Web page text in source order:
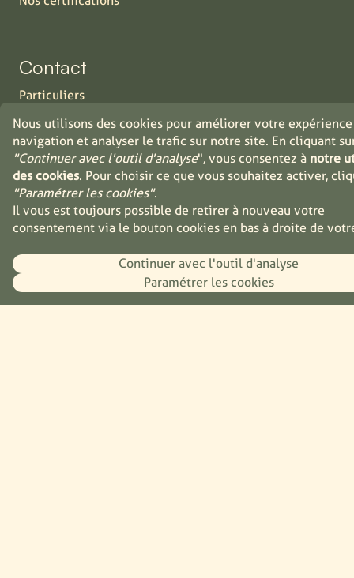
Nous utilisons des cookies pour améliorer votre
navigation et analyser le trafic sur notre site. En cliquant
"Continuer avec l'outil d'analyse", vous consentez à notre
des cookies. Pour choisir ce que vous souhaitez activer,
"Paramétrer les cookies".
Il vous est toujours possible de retirer à nouveau votre
consentement via le bouton cookies en bas à droite de
Continuer avec l'outil d'analyse
Paramétrer les cookies
Contact
Particuliers
Industrie
Distributeurs
Jobs
Durabilité
Projet du moment
Énergie